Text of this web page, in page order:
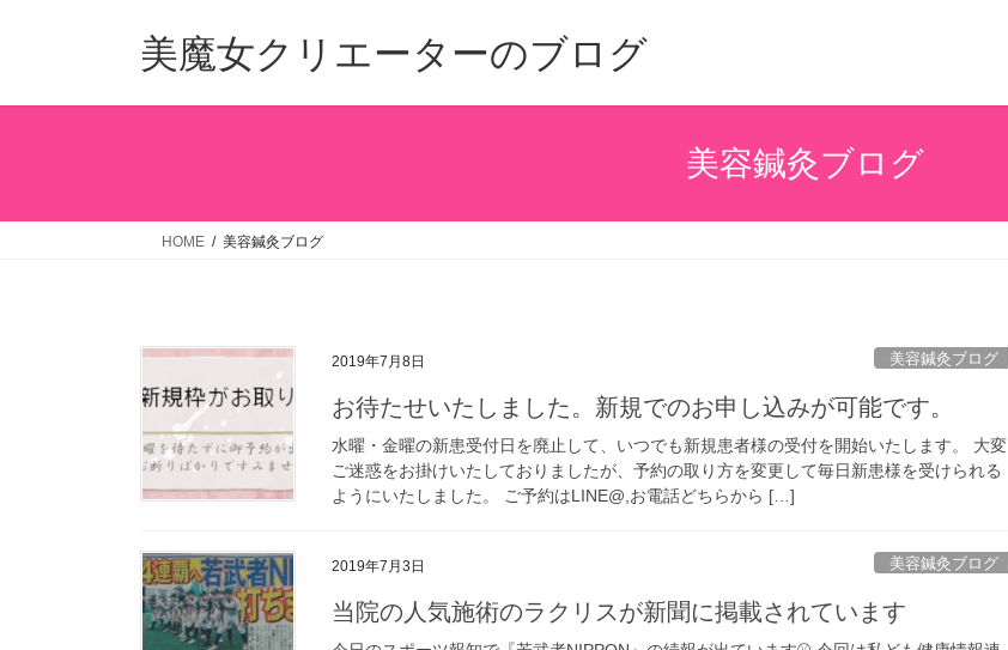
美魔女クリエーターのブログ
美容鍼灸ブログ
HOME 美容鍼灸ブログ
2019年7月8日 美容鍼灸ブログ
お待たせいたしました。新規でのお申し込みが可能です。
水曜・金曜の新患受付日を廃止して、いつでも新規患者様の受付を開始いたします。 大変
ご迷惑をお掛けいたしておりましたが、予約の取り方を変更して毎日新患様を受けられる
ようにいたしました。 ご予約はLINE@,お電話どちらから […]
2019年7月3日 美容鍼灸ブログ
当院の人気施術のラクリスが新聞に掲載されています